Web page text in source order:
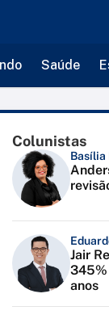
Saúde
Colunistas
Basília
Jair
345%
anos